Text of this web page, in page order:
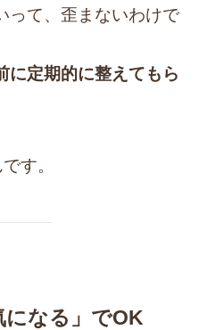
って、歪まないわけで
に定期的に整えてもら
す。
になる」でOK